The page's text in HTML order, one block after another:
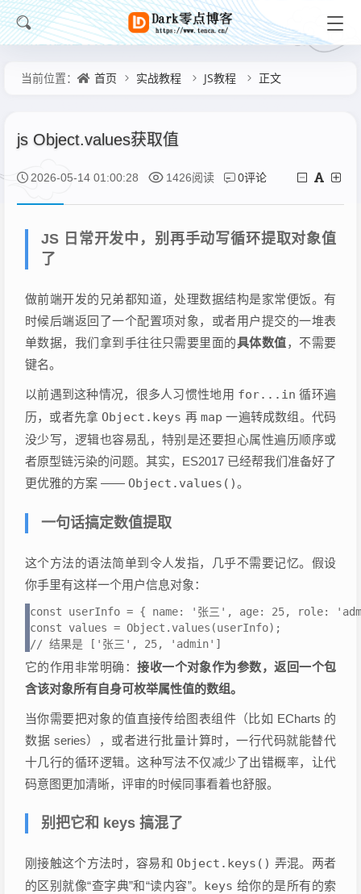
当前位置： 首页 实战教程 JS教程 正文
js Object.values获取值
2026-05-14 01:00:28 1426阅读 0评论
JS 日常开发中，别再手动写循环提取对象值
了
做前端开发的兄弟都知道，处理数据结构是家常便饭。有
时候后端返回了一个配置项对象，或者用户提交的一堆表
单数据，我们拿到手往往只需要里面的具体数值，不需要
键名。
以前遇到这种情况，很多人习惯性地用 for...in 循环遍
历，或者先拿 Object.keys 再map 一遍转成数组。代码
没少写，逻辑也容易乱，特别是还要担心属性遍历顺序或
者原型链污染的问题。其实，ES2017 已经帮我们准备好了
更优雅的方案 —— Object.values()。
一句话搞定数值提取
这个方法的语法简单到令人发指，几乎不需要记忆。假设
你手里有这样一个用户信息对象：
const userInfo = { name: '张三', age: 25, role:
const values = Object.values(userInfo);
// 结果是 ['张三', 25, 'admin']
它的作用非常明确：接收一个对象作为参数，返回一个包
含该对象所有自身可枚举属性值的数组。
当你需要把对象的值直接传给图表组件（比如 ECharts 的
数据 series），或者进行批量计算时，一行代码就能替代
十几行的循环逻辑。这种写法不仅减少了出错概率，让代
码意图更加清晰，评审的时候同事看着也舒服。
别把它和 keys 搞混了
刚接触这个方法时，容易和 Object.keys() 弄混。两者
的区别就像“查字典”和“读内容”。 keys 给你的是所有的索